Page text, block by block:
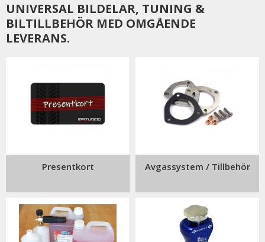
UNIVERSAL BILDELAR, TUNING &
BILTILLBEHÖR MED OMGÅENDE
LEVERANS.
Presentkort Avgassystem / Tillbehör